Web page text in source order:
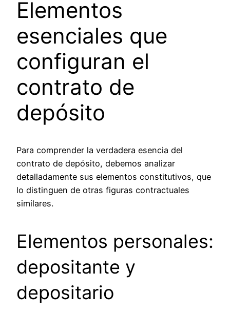
Elementos
esenciales que
configuran el
contrato de
depósito
Para comprender la verdadera esencia del
contrato de depósito, debemos analizar
detalladamente sus elementos constitutivos, que
lo distinguen de otras figuras contractuales
similares.
Elementos personales:
depositante y
depositario